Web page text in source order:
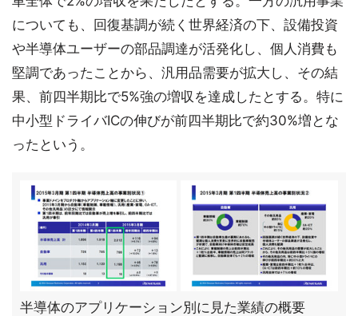
についても、回復基調が続く世界経済の下、設備投資
や半導体ユーザーの部品調達が活発化し、個人消費も
堅調であったことから、汎用品需要が拡大し、その結
果、前四半期比で5%強の増収を達成したとする。特に
中小型ドライバICの伸びが前四半期比で約30%増とな
ったという。
半導体のアプリケーション別に見た業績の概要